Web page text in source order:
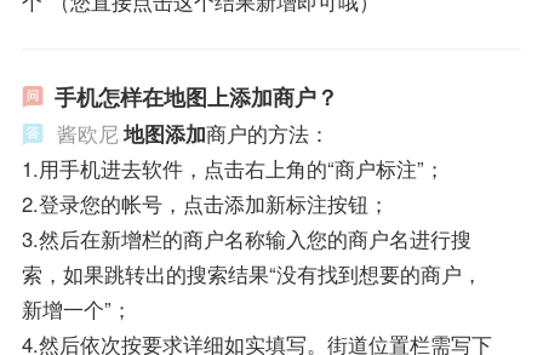
手机怎样在地图上添加商户？
酱欧尼地图添加商户的方法：
1.用手机进去软件，点击右上角的“商户标注”；
2.登录您的帐号，点击添加新标注按钮；
3.然后在新增栏的商户名称输入您的商户名进行搜
索，如果跳转出的搜索结果“没有找到想要的商户，
新增一个”；
4.然后依次按要求详细如实填写。街道位置栏需写下